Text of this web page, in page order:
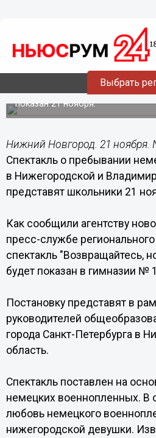
Выбрать
Спектакль о
военнопленных в
области представят
Спектакль "Возвращайтесь, но
показан 21 ноября.
Нижний Новгород. 21 ноября.
Спектакль о пребывании
в Нижегородской и
представят школьники 21
Как сообщили агентству
пресс-службе регионального
спектакль "Возвращайтесь,
будет показан в гимназии №
Постановку представят в
руководителей
города Санкт-Петербурга в
область.
Спектакль поставлен на
немецких военнопленных. В
любовь немецкого
нижегородской девушки.